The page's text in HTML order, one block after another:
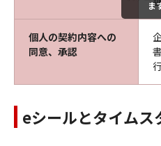
個人の契約内容への
同意、承認
ま
eシールとタイムス